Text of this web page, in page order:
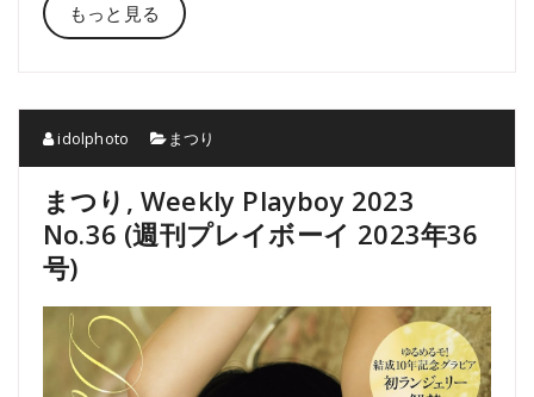
もっと見る
idolphoto まつり
まつり, Weekly Playboy 2023
No.36 (週刊プレイボーイ 2023年36
号)